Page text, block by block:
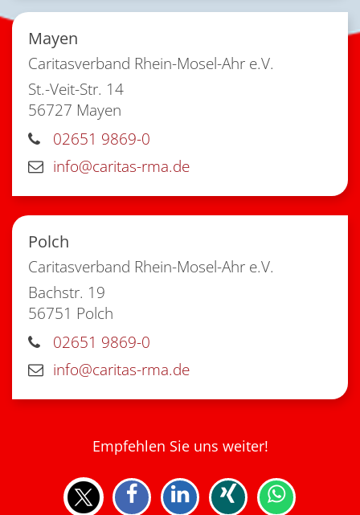
Mayen
Caritasverband Rhein-Mosel-Ahr e.V.
St.-Veit-Str. 14
56727 Mayen
02651 9869-0
info@caritas-rma.de
Polch
Caritasverband Rhein-Mosel-Ahr e.V.
Bachstr. 19
56751 Polch
02651 9869-0
info@caritas-rma.de
Empfehlen Sie uns weiter!